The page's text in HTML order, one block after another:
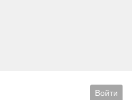
Войти